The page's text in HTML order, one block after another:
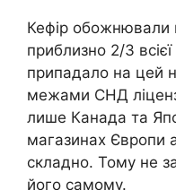
Кефір обожнювали
приблизно 2/3
припадало на цей
межами СНД
лише Канада та
магазинах Європи
складно. Тому не
його самому.